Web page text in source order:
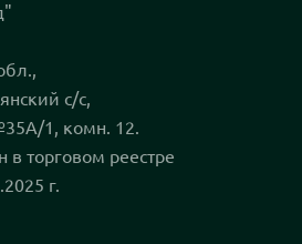
с/с,
1, комн. 12.
в торговом реестре
г.